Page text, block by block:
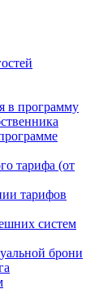
в программу
тарифа (от
тарифов
систем
брони